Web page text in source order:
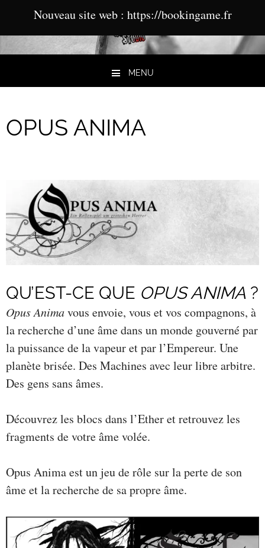
MENU
OPUS ANIMA
QU’EST-CE QUE OPUS ANIMA ?
Opus Animavous envoie, vous et vos compagnons, à
la recherche d’une âme dans un monde gouverné par
la puissance de la vapeur et par l’Empereur. Une
planète brisée. Des Machines avec leur libre arbitre.
Des gens sans âmes.
Découvrez les blocs dans l’Ether et retrouvez les
fragments de votre âme volée.
Opus Anima est un jeu de rôle sur la perte de son
âme et la recherche de sa propre âme.
Nouveau site web : https://bookingame.fr